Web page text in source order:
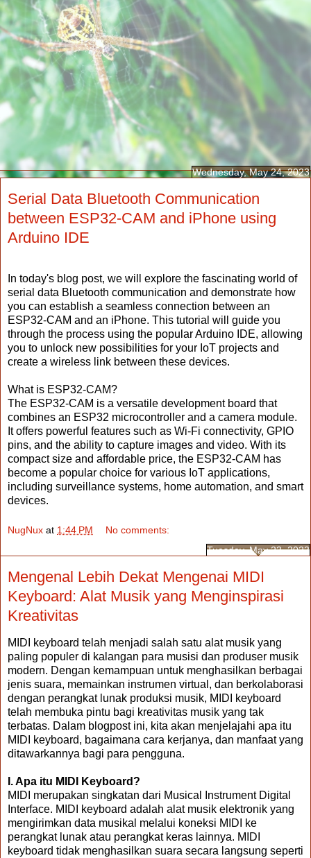
Wednesday, May 24, 2023
Serial Data Bluetooth Communication
between ESP32-CAM and iPhone using
Arduino IDE
In today's blog post, we will explore the fascinating world of
serial data Bluetooth communication and demonstrate how
you can establish a seamless connection between an
ESP32-CAM and an iPhone. This tutorial will guide you
through the process using the popular Arduino IDE, allowing
you to unlock new possibilities for your IoT projects and
create a wireless link between these devices.
What is ESP32-CAM?
The ESP32-CAM is a versatile development board that
combines an ESP32 microcontroller and a camera module.
It offers powerful features such as Wi-Fi connectivity, GPIO
pins, and the ability to capture images and video. With its
compact size and affordable price, the ESP32-CAM has
become a popular choice for various IoT applications,
including surveillance systems, home automation, and smart
devices.
NugNux at 1:44 PM
No comments:
Tuesday, May 23, 2023
Mengenal Lebih Dekat Mengenai MIDI
Keyboard: Alat Musik yang Menginspirasi
Kreativitas
MIDI keyboard telah menjadi salah satu alat musik yang
paling populer di kalangan para musisi dan produser musik
modern. Dengan kemampuan untuk menghasilkan berbagai
jenis suara, memainkan instrumen virtual, dan berkolaborasi
dengan perangkat lunak produksi musik, MIDI keyboard
telah membuka pintu bagi kreativitas musik yang tak
terbatas. Dalam blogpost ini, kita akan menjelajahi apa itu
MIDI keyboard, bagaimana cara kerjanya, dan manfaat yang
ditawarkannya bagi para pengguna.
I. Apa itu MIDI Keyboard?
MIDI merupakan singkatan dari Musical Instrument Digital
Interface. MIDI keyboard adalah alat musik elektronik yang
mengirimkan data musikal melalui koneksi MIDI ke
perangkat lunak atau perangkat keras lainnya. MIDI
keyboard tidak menghasilkan suara secara langsung seperti